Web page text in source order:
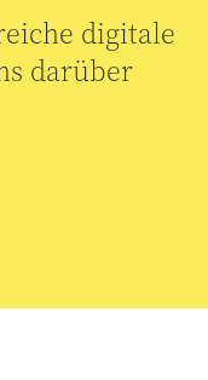
digitale
darüber